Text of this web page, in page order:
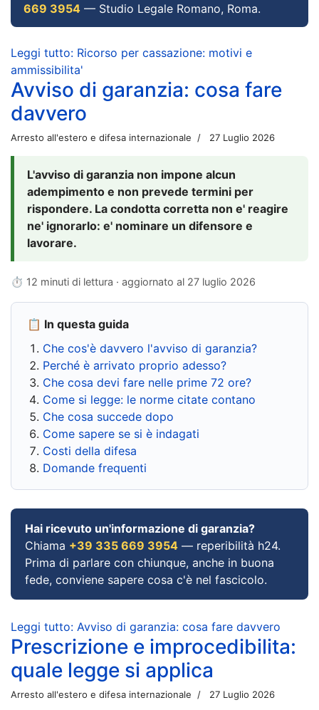
669 3954 — Studio Legale Romano, Roma.
Leggi tutto: Ricorso per cassazione: motivi e
ammissibilita'
Avviso di garanzia: cosa fare
davvero
Arresto all'estero e difesa internazionale 27 Luglio 2026
L'avviso di garanzia non impone alcun
adempimento e non prevede termini per
rispondere. La condotta corretta non e' reagire
ne' ignorarlo: e' nominare un difensore e
lavorare.
⏱ 12 minuti di lettura · aggiornato al 27 luglio 2026
📋 In questa guida
Che cos'è davvero l'avviso di garanzia?
Perché è arrivato proprio adesso?
Che cosa devi fare nelle prime 72 ore?
Come si legge: le norme citate contano
Che cosa succede dopo
Come sapere se si è indagati
Costi della difesa
Domande frequenti
Hai ricevuto un'informazione di garanzia?
Chiama +39 335 669 3954 — reperibilità h24.
Prima di parlare con chiunque, anche in buona
fede, conviene sapere cosa c'è nel fascicolo.
Leggi tutto: Avviso di garanzia: cosa fare davvero
Prescrizione e improcedibilita:
quale legge si applica
Arresto all'estero e difesa internazionale 27 Luglio 2026